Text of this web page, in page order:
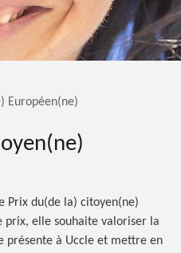
Européen(ne)
Prix du(de la) citoyen(ne)
prix, elle souhaite valoriser la
présente à Uccle et mettre en